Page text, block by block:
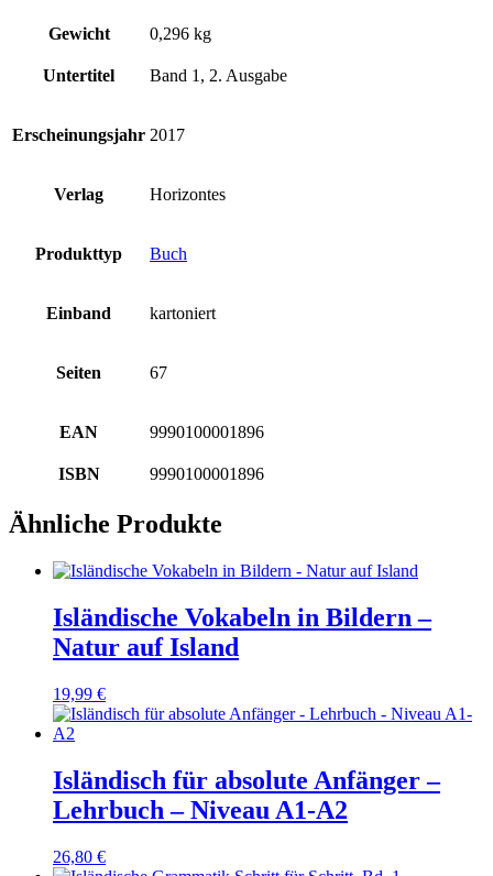
Gewicht 0,296 kg
Untertitel Band 1, 2. Ausgabe
Erscheinungsjahr 2017
Verlag Horizontes
Produkttyp Buch
Einband kartoniert
Seiten 67
EAN 9990100001896
ISBN 9990100001896
Ähnliche Produkte
Isländische Vokabeln in Bildern –
Natur auf Island
19,99 €
Isländisch für absolute Anfänger –
Lehrbuch – Niveau A1-A2
26,80 €